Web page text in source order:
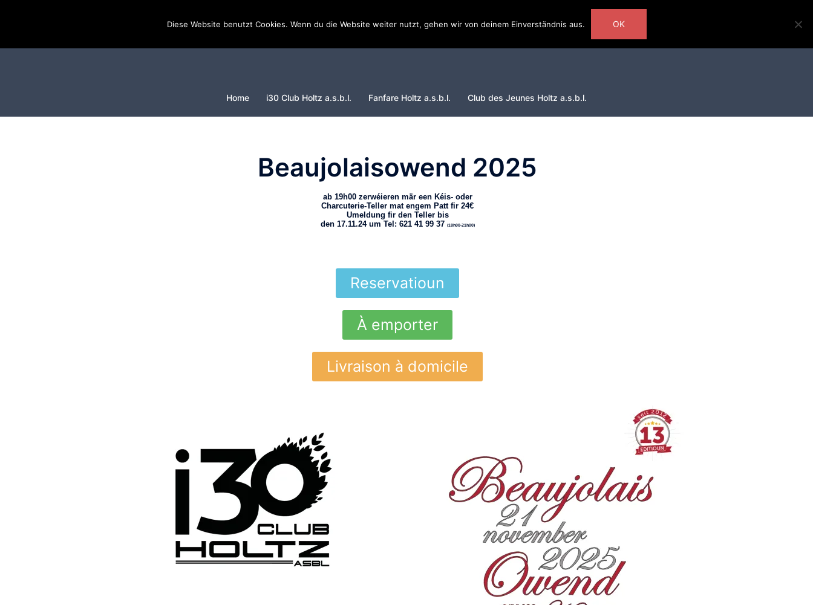
Home i30 Club Holtz a.s.b.l. Fanfare Holtz a.s.b.l. Club des Jeunes Holtz a.s.b.l.
Beaujolaisowend 2025
ab 19h00 zerwéieren mär een Kéis- oder
Charcuterie-Teller mat engem Patt fir 24€
Umeldung fir den Teller bis
den 17.11.24 um Tel: 621 41 99 37 (18h00-21h00)
Reservatioun
À emporter
Livraison à domicile
Diese Website benutzt Cookies. Wenn du die Website weiter nutzt, gehen wir von deinem Einverständnis aus. OK